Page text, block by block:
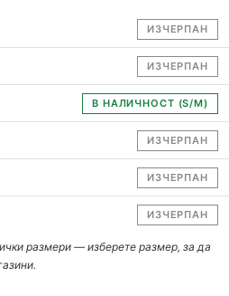
ИЗЧЕРПАН
ИЗЧЕРПАН
В НАЛИЧНОСТ (S/M)
ИЗЧЕРПАН
ИЗЧЕРПАН
ИЗЧЕРПАН
размери — изберете размер, за да